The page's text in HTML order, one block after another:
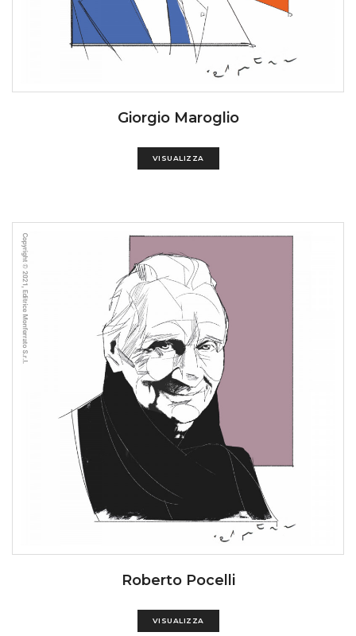
Giorgio Maroglio
VISUALIZZA
Roberto Pocelli
VISUALIZZA